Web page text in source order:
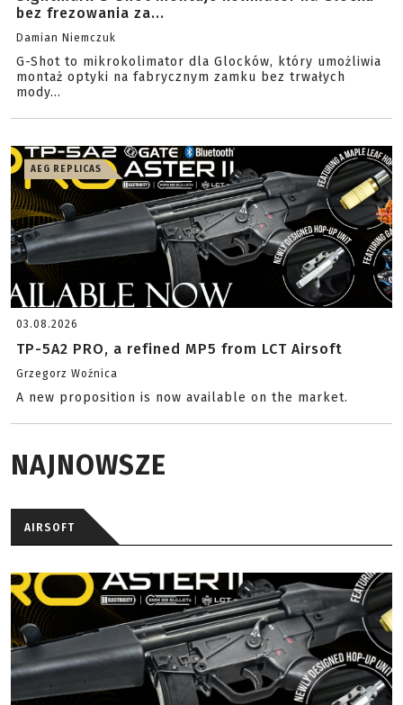
bez frezowania za...
Damian Niemczuk
G-Shot to mikrokolimator dla Glocków, który umożliwia
montaż optyki na fabrycznym zamku bez trwałych
mody...
AEG REPLICAS
03.08.2026
TP-5A2 PRO, a refined MP5 from LCT Airsoft
Grzegorz Woźnica
A new proposition is now available on the market.
NAJNOWSZE
AIRSOFT